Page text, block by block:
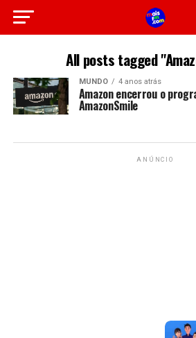
All posts tagged
MUNDO 4 anos atrás
Amazon encerrou o
AmazonSmile
ANÚNCIO